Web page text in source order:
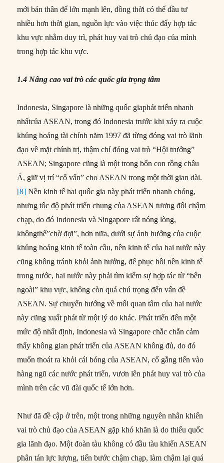
mới bản thân để lớn mạnh lên, đồng thời có thể đầu tư
nhiều hơn thời gian, nguồn lực vào việc thúc đẩy hợp tác
khu vực nhằm duy trì, phát huy vai trò chủ đạo của mình
trong hợp tác khu vực.
1.4 Nâng cao vai trò các quốc gia trọng tâm
Indonesia, Singapore là những quốc giaphát triển nhanh
nhấtcủa ASEAN, trong đó Indonesia trước khi xảy ra cuộc
khủng hoảng tài chính năm 1997 đã từng đóng vai trò lãnh
đạo về mặt chính trị, thậm chí đóng vai trò “Hội trưởng”
ASEAN; Singapore cũng là một trong bốn con rồng châu
Á, giữ vị trí “cố vấn” cho ASEAN trong một thời gian dài.
[8] Nền kinh tế hai quốc gia này phát triển nhanh chóng,
nhưng tốc độ phát triển chung của ASEAN tương đối chậm
chạp, do đó Indonesia và Singapore rất nóng lòng,
khôngthể”chờ đợi”, hơn nữa, dưới sự ảnh hưởng của cuộc
khủng hoảng kinh tế toàn cầu, nền kinh tế của hai nước này
cũng không tránh khỏi ảnh hưởng, để phục hồi nền kinh tế
trong nước, hai nước này phải tìm kiếm sự hợp tác từ “bên
ngoài” khu vực, không còn quá chú trọng đến vấn đề
ASEAN. Sự chuyển hướng về mối quan tâm của hai nước
này cũng xuất phát từ một lý do khác. Phát triển đến một
mức độ nhất định, Indonesia và Singapore chắc chắn cảm
thấy không gian phát triển của ASEAN không đủ, do đó
muốn thoát ra khỏi cái bóng của ASEAN, cố gắng tiến vào
hàng ngũ các nước phát triển, vươn lên phát huy vai trò của
mình trên các vũ đài quốc tế lớn hơn.
Như đã đề cập ở trên, một trong những nguyên nhân khiến
vai trò chủ đạo của ASEAN gặp khó khăn là do thiếu quốc
gia lãnh đạo. Một đoàn tàu không có đầu tàu khiến ASEAN
phân tán lực lượng, tiến bước chậm chạp, làm chậm lại quá